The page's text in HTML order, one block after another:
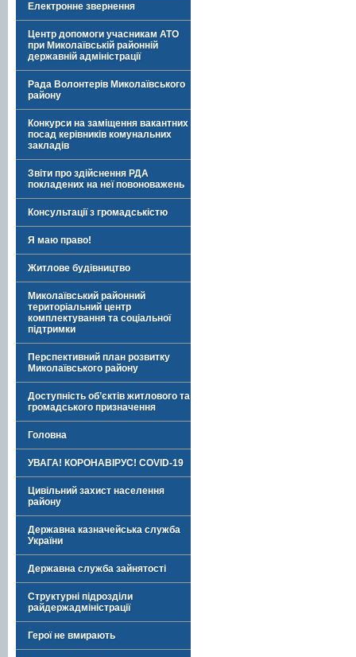
Електронне звернення
Центр допомоги учасникам АТО
при Миколаївській районній
державній адміністрації
Рада Волонтерів Миколаївського
району
Конкурси на заміщення вакантних
посад керівників комунальних
закладів
Звіти про здійснення РДА
покладених на неї повоноважень
Консультації з громадськістю
Я маю право!
Житлове будівництво
Миколаївський районний
територіальний центр
комплектування та соціальної
підтримки
Перспективний план розвитку
Миколаївського району
Доступність об’єктів житлового та
громадського призначення
Головна
УВАГА! КОРОНАВІРУС! COVID-19
Цивільний захист населення
району
Державна казначейська служба
України
Державна служба зайнятості
Структурні підрозділи
райдержадміністрації
Герої не вмирають